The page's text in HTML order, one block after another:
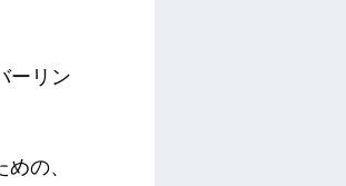
ーリン
の、